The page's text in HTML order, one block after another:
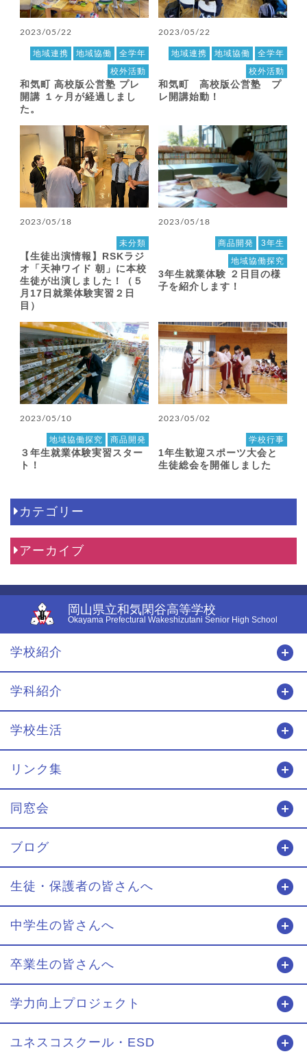
2023/05/22
全学年
地域協働
地域連携
校外活動
和気町 高校版公営塾 プレ
開講 １ヶ月が経過しまし
た。
2023/05/22
全学年
地域協働
地域連携
校外活動
和気町 高校版公営塾 プ
レ開講始動！
2023/05/18
未分類
【生徒出演情報】RSKラジ
オ「天神ワイド 朝」に本校
生徒が出演しました！（５
月17日就業体験実習２日
目）
2023/05/18
3年生
商品開発
地域協働探究
3年生就業体験 ２日目の様
子を紹介します！
2023/05/10
商品開発
地域協働探究
３年生就業体験実習スター
ト！
2023/05/02
学校行事
1年生歓迎スポーツ大会と
生徒総会を開催しました
カテゴリー
アーカイブ
岡山県立和気閑谷高等学校
Okayama Prefectural Wakeshizutani Senior High School
学校紹介
学科紹介
学校生活
リンク集
同窓会
ブログ
生徒・保護者の皆さんへ
中学生の皆さんへ
卒業生の皆さんへ
学力向上プロジェクト
ユネスコスクール・ESD